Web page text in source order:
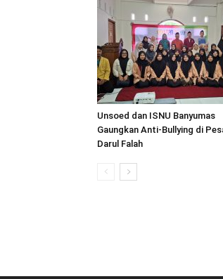
Unsoed dan ISNU Banyumas
Gaungkan Anti-Bullying di
Darul Falah